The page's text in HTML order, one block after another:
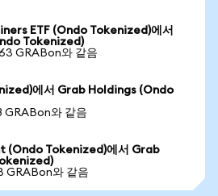
ETF (Ondo Tokenized)에서
Tokenized)
GRABon와 같음
에서 Grab Holdings (Ondo
GRABon와 같음
(Ondo Tokenized)에서 Grab
GRABon와 같음